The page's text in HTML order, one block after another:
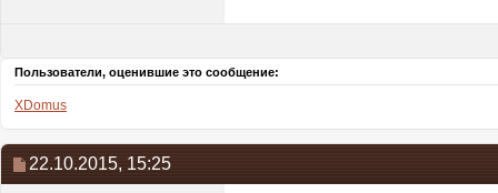
Пользователи, оценившие это сообщение:
XDomus
22.10.2015, 15:25